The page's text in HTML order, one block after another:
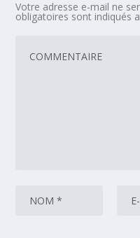
Votre adresse e-mail ne
obligatoires sont indiqués